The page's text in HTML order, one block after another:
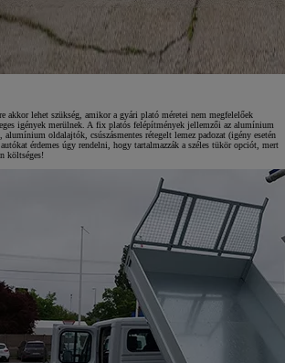
akkor lehet szükség, amikor a gyári plató méretei nem megfelelőek
igények merülnek. A fix platós felépítmények jellemzői az alumínium
oldalajtók, csúszásmentes rétegelt lemez padozat (igény esetén
érdemes úgy rendelni, hogy tartalmazzák a széles tükör opciót, mert
költséges!